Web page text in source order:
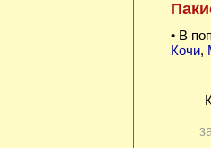
• В
Кочи,